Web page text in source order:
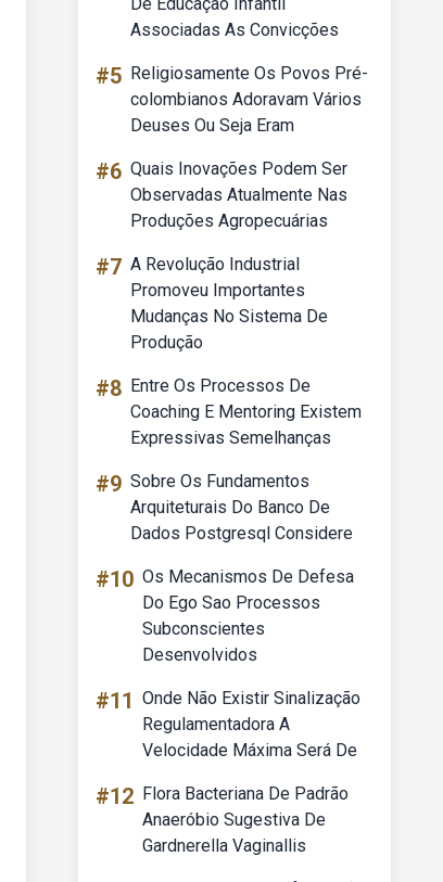
Associadas As Convicções
#5 Religiosamente Os Povos Pré-
colombianos Adoravam Vários
Deuses Ou Seja Eram
#6 Quais Inovações Podem Ser
Observadas Atualmente Nas
Produções Agropecuárias
#7 A Revolução Industrial
Promoveu Importantes
Mudanças No Sistema De
Produção
#8 Entre Os Processos De
Coaching E Mentoring Existem
Expressivas Semelhanças
#9 Sobre Os Fundamentos
Arquiteturais Do Banco De
Dados Postgresql Considere
#10 Os Mecanismos De Defesa
Do Ego Sao Processos
Subconscientes
Desenvolvidos
#11 Onde Não Existir Sinalização
Regulamentadora A
Velocidade Máxima Será De
#12 Flora Bacteriana De Padrão
Anaeróbio Sugestiva De
Gardnerella Vaginallis